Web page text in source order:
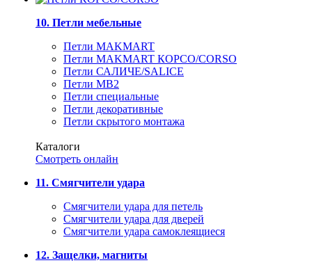
10. Петли мебельные
Петли MAKMART
Петли MAKMART КОРСО/CORSO
Петли САЛИЧЕ/SALICE
Петли MB2
Петли специальные
Петли декоративные
Петли скрытого монтажа
Каталоги
Смотреть онлайн
11. Смягчители удара
Смягчители удара для петель
Смягчители удара для дверей
Cмягчители удара самоклеящиеся
12. Защелки, магниты